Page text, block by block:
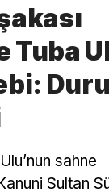
Tuba
sahne
Sultan